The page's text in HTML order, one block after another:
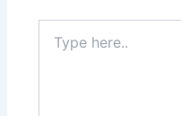
here..